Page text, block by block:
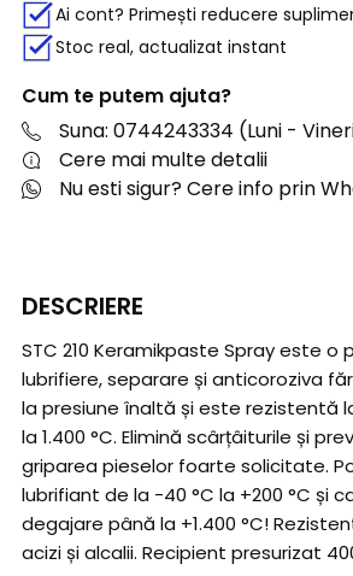
Ai cont? Primești reducere
Stoc real, actualizat instant
Cum te putem ajuta?
Suna: 0744243334 (Luni -
Cere mai multe detalii
Nu esti sigur? Cere info prin
DESCRIERE
STC 210 Keramikpaste Spray este
lubrifiere, separare și anticoroziva
la presiune înaltă și este rezistentă
la 1.400 °C. Elimină scârțâiturile și
griparea pieselor foarte solicitate.
lubrifiant de la -40 °C la +200 °C și
degajare până la +1.400 °C!
acizi și alcalii. Recipient presurizat